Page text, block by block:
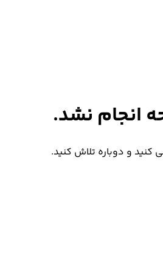
انجام نشد.
کنید و دوباره تلاش کنید.